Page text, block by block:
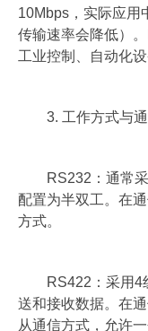
10Mbps，实际应用
传输速率会降低）
工业控制、自动化
3. 工作方式与通
RS232：通常采
配置为半双工。在
方式。
RS422：采用4线
送和接收数据。在
从通信方式，允许